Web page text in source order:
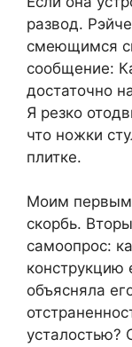
развод.
смеющимся
сообщение:
достаточно
Я резко
что ножки
плитке.
Моим первым
скорбь.
самоопрос:
конструкцию
объясняла
усталостью?